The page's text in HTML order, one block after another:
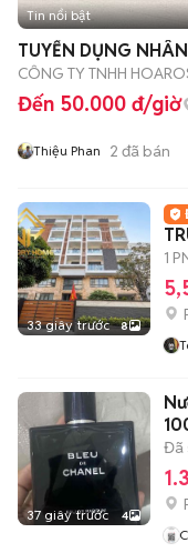
Tin nổi bật
TUYỂN DỤNG
CÔNG TY TNHH
Đến 50.000 đ/giờ
Thiệu Phan 2 đã bán
33 giây trước 8
1
37 giây trước 4
Đã